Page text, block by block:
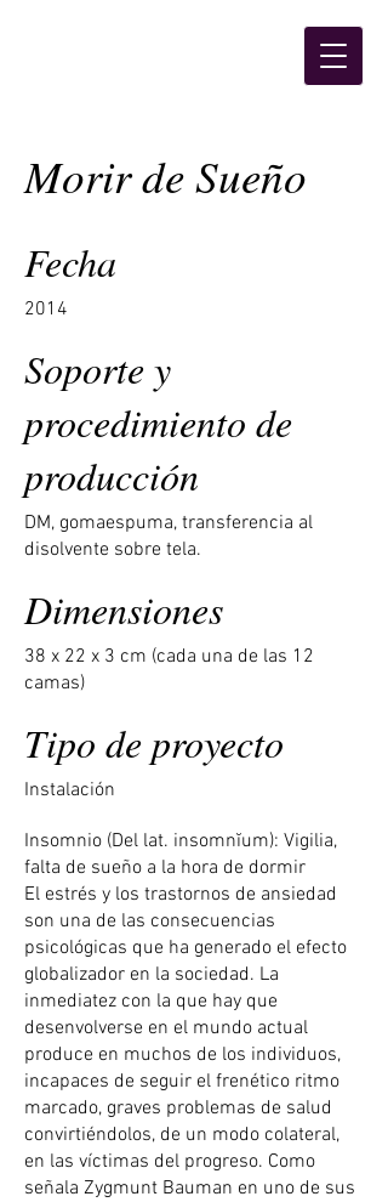
Morir de Sueño
Fecha
2014
Soporte y
procedimiento de
producción
DM, gomaespuma, transferencia al
disolvente sobre tela.
Dimensiones
38 x 22 x 3 cm (cada una de las 12
camas)
Tipo de proyecto
Instalación
Insomnio (Del lat. insomnĭum): Vigilia,
falta de sueño a la hora de dormir
El estrés y los trastornos de ansiedad
son una de las consecuencias
psicológicas que ha generado el efecto
globalizador en la sociedad. La
inmediatez con la que hay que
desenvolverse en el mundo actual
produce en muchos de los individuos,
incapaces de seguir el frenético ritmo
marcado, graves problemas de salud
convirtiéndolos, de un modo colateral,
en las víctimas del progreso. Como
señala Zygmunt Bauman en uno de sus